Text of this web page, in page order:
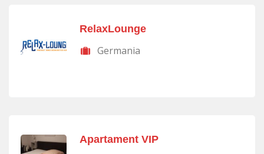
RelaxLounge
Germania
Apartament VIP